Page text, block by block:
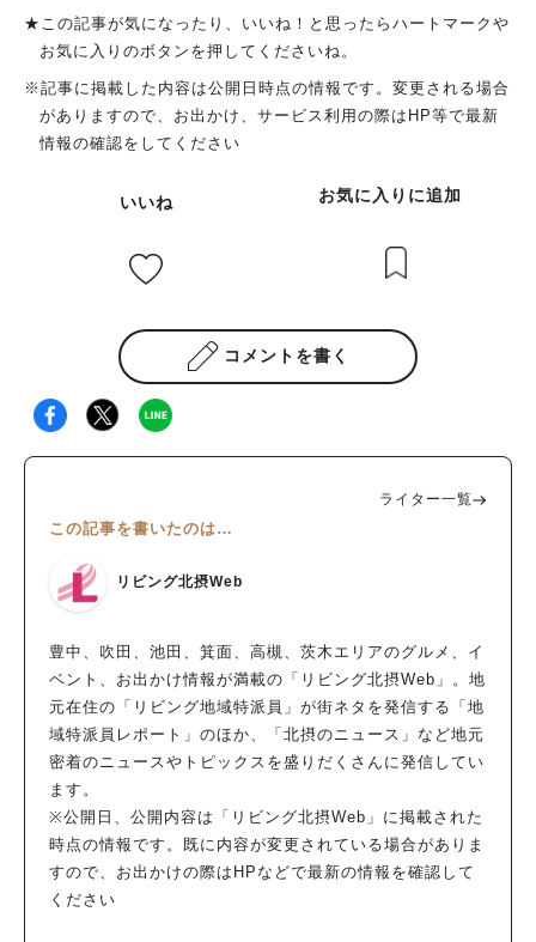
★この記事が気になったり、いいね！と思ったらハートマークや
お気に入りのボタンを押してくださいね。
※記事に掲載した内容は公開日時点の情報です。変更される場合
がありますので、お出かけ、サービス利用の際はHP等で最新
情報の確認をしてください
いいね お気に入りに追加
コメントを書く
ライター一覧
この記事を書いたのは…
リビング北摂Web
豊中、吹田、池田、箕面、高槻、茨木エリアのグルメ、イ
ベント、お出かけ情報が満載の「リビング北摂Web」。地
元在住の「リビング地域特派員」が街ネタを発信する「地
域特派員レポート」のほか、「北摂のニュース」など地元
密着のニュースやトピックスを盛りだくさんに発信してい
ます。
※公開日、公開内容は「リビング北摂Web」に掲載された
時点の情報です。既に内容が変更されている場合がありま
すので、お出かけの際はHPなどで最新の情報を確認して
ください